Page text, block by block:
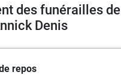
des funérailles de
Denis
repos